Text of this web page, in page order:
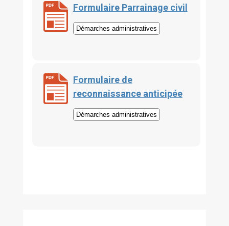
Formulaire Parrainage civil
Démarches administratives
Formulaire de
reconnaissance anticipée
Démarches administratives